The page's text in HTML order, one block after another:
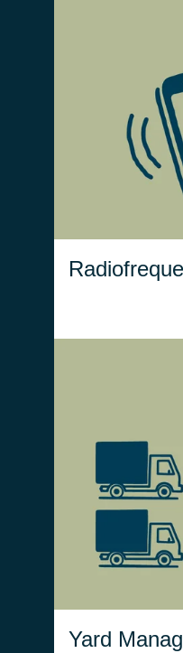
,
la
Yard
organizza
in